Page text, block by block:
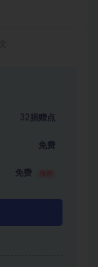
32捐赠点
免费
免费